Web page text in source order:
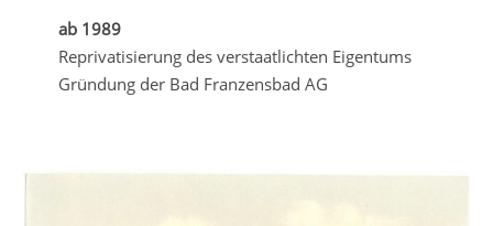
ab 1989
Reprivatisierung des verstaatlichten Eigentums
Gründung der Bad Franzensbad AG